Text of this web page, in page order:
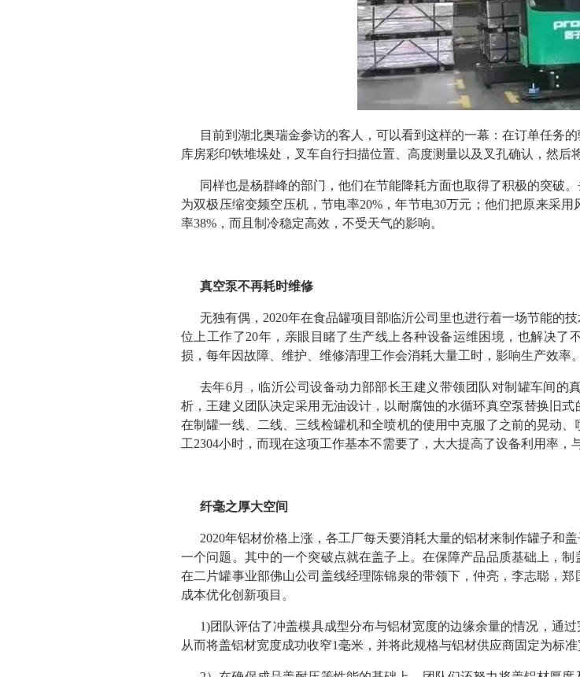
目前到湖北奥瑞金参访的客人，可以看到这样的一幕：在订单任务
库房彩印铁堆垛处，叉车自行扫描位置、高度测量以及叉孔确认，然后
同样也是杨群峰的部门，他们在节能降耗方面也取得了积极的突破
为双极压缩变频空压机，节电率20%，年节电30万元；他们把原来采
率38%，而且制冷稳定高效，不受天气的影响。
真空泵不再耗时维修
无独有偶，2020年在食品罐项目部临沂公司里也进行着一场节能的
位上工作了20年，亲眼目睹了生产线上各种设备运维困境，也解决了
损，每年因故障、维护、维修清理工作会消耗大量工时，影响生产效率。
去年6月，临沂公司设备动力部部长王建义带领团队对制罐车间的
析，王建义团队决定采用无油设计，以耐腐蚀的水循环真空泵替换旧
在制罐一线、二线、三线检罐机和全喷机的使用中克服了之前的晃动
工2304小时，而现在这项工作基本不需要了，大大提高了设备利用率，
纤毫之厚大空间
2020年铝材价格上涨，各工厂每天要消耗大量的铝材来制作罐子和
一个问题。其中的一个突破点就在盖子上。在保障产品品质基础上，
在二片罐事业部佛山公司盖线经理陈锦泉的带领下，仲亮，李志聪，
成本优化创新项目。
1)团队评估了冲盖模具成型分布与铝材宽度的边缘余量的情况，通
从而将盖铝材宽度成功收窄1毫米，并将此规格与铝材供应商固定为标准